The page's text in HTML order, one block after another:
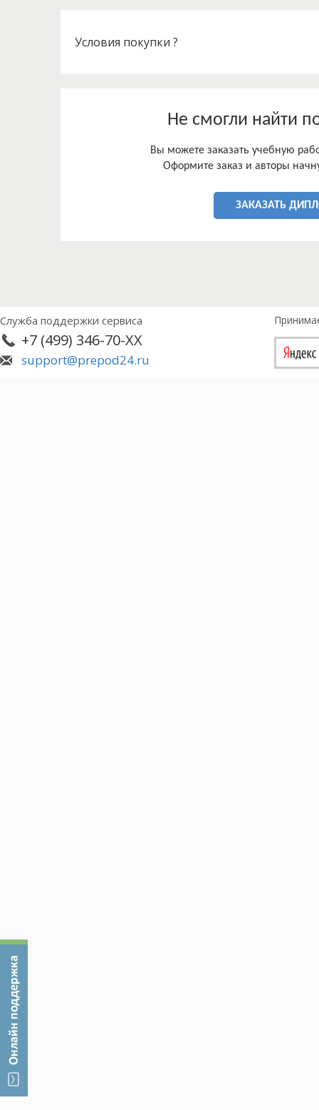
Условия покупки ?
Не смогли найти
Вы можете заказать учебную
Оформите заказ и авторы
ЗАКАЗАТЬ
Служба поддержки сервиса
+7 (499) 346-70-XX
support@prepod24.ru